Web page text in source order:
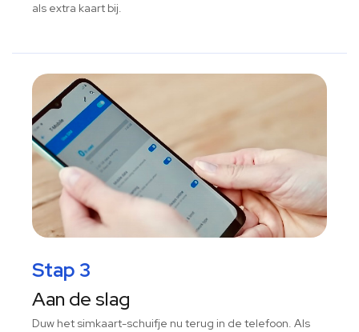
als extra kaart bij.
Stap 3
Aan de slag
Duw het simkaart-schuifje nu terug in de telefoon. Als